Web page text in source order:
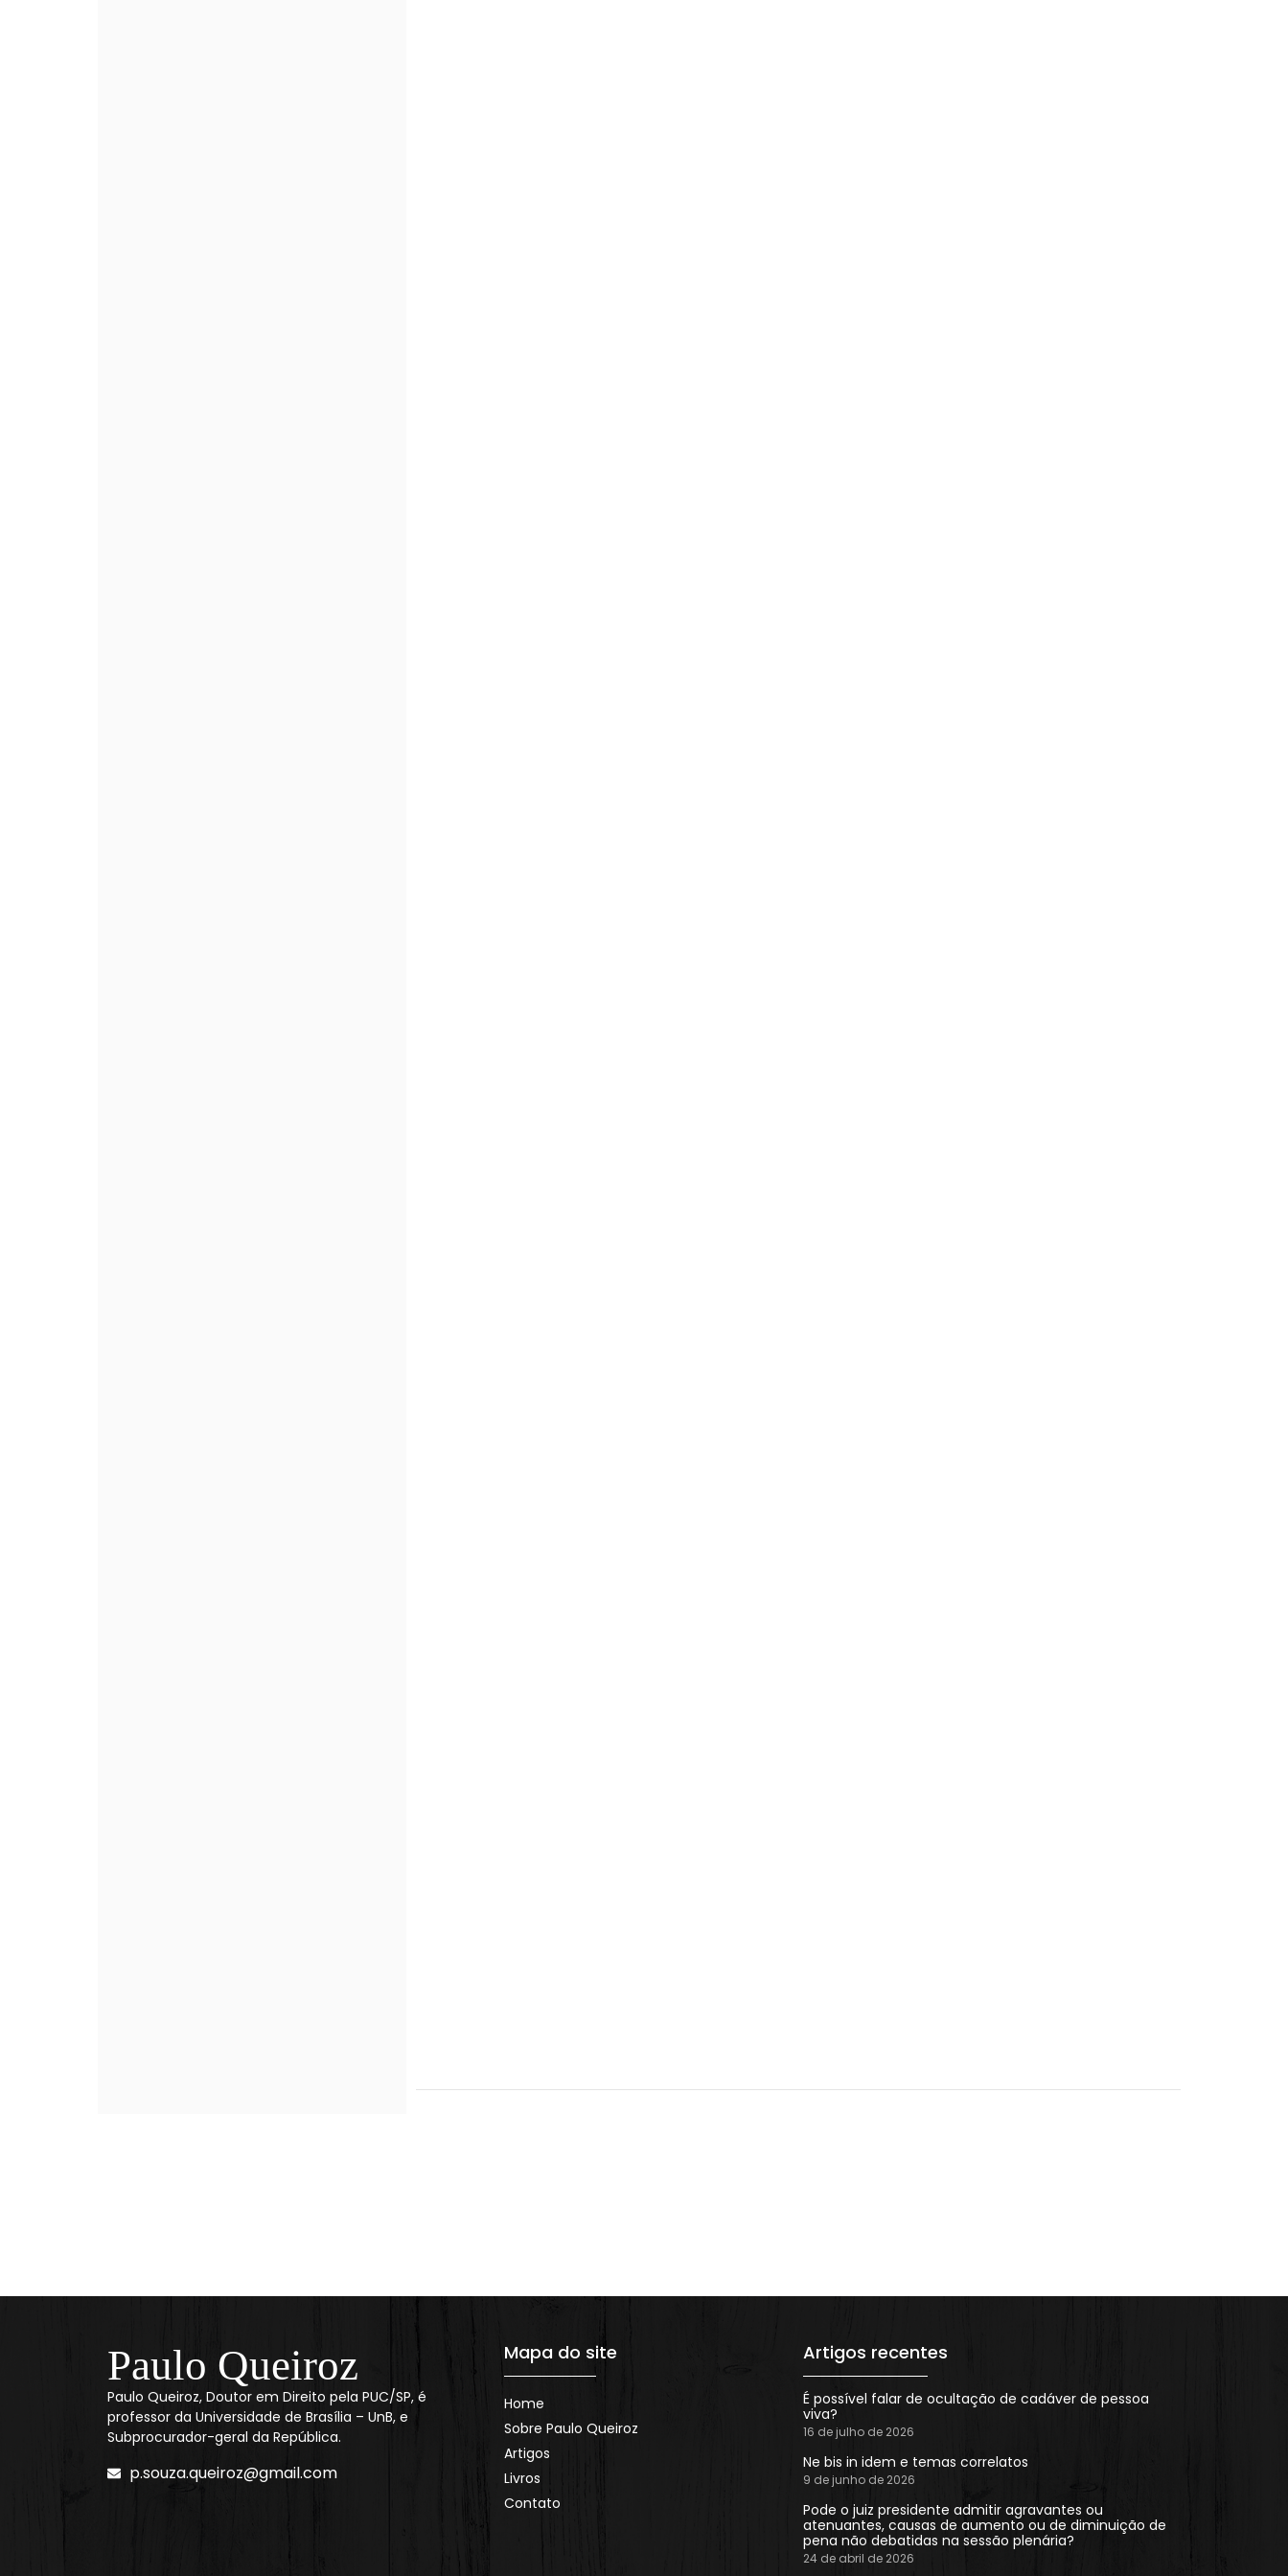
Paulo Queiroz
Paulo Queiroz, Doutor em Direito pela PUC/SP, é
professor da Universidade de Brasília – UnB, e
Subprocurador-geral da República.
p.souza.queiroz@gmail.com
Mapa do site
Home
Sobre Paulo Queiroz
Artigos
Livros
Contato
Artigos recentes
É possível falar de ocultação de cadáver de pessoa
viva?
16 de julho de 2026
Ne bis in idem e temas correlatos
9 de junho de 2026
Pode o juiz presidente admitir agravantes ou
atenuantes, causas de aumento ou de diminuição de
pena não debatidas na sessão plenária?
24 de abril de 2026